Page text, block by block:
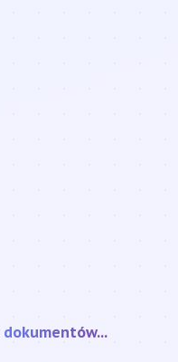
strony internetowej...